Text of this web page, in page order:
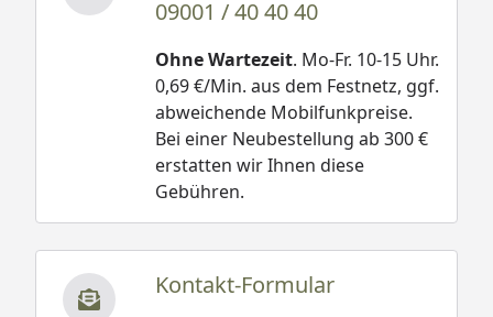
09001 / 40 40 40
Ohne Wartezeit. Mo-Fr. 10-15 Uhr.
0,69 €/Min. aus dem Festnetz, ggf.
abweichende Mobilfunkpreise.
Bei einer Neubestellung ab 300 €
erstatten wir Ihnen diese
Gebühren.
Kontakt-Formular